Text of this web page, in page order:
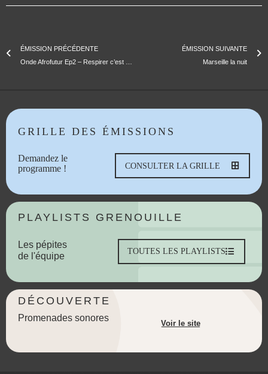
ÉMISSION PRÉCÉDENTE
ÉMISSION SUIVANTE
Marseille la nuit
GRILLE DES ÉMISSIONS
Demandez le
programme !
CONSULTER LA GRILLE
PLAYLISTS GRENOUILLE
Les pépites
de l'équipe
TOUTES LES PLAYLISTS
DÉCOUVERTE
Promenades sonores
Voir le site